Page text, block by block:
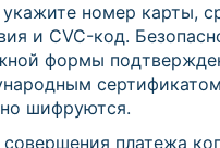
номер карты,
и CVC-код.
формы
шифруются.
платежа